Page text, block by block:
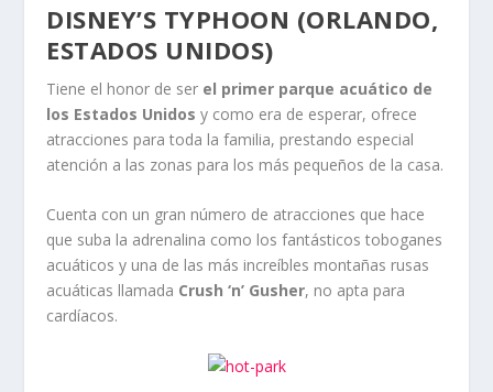
DISNEY’S TYPHOON (ORLANDO,
ESTADOS UNIDOS)
Tiene el honor de ser el primer parque acuático de
los Estados Unidosy como era de esperar, ofrece
atracciones para toda la familia, prestando especial
atención a las zonas para los más pequeños de la casa.
Cuenta con un gran número de atracciones que hace
que suba la adrenalina como los fantásticos toboganes
acuáticos y una de las más increíbles montañas rusas
acuáticas llamada Crush ‘n’ Gusher, no apta para
cardíacos.